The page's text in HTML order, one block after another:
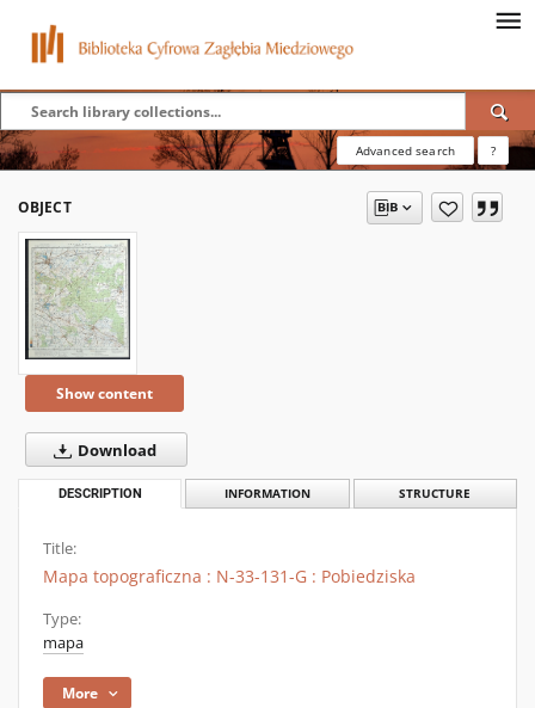
Advanced search ?
OBJECT
Show content
Download
DESCRIPTION INFORMATION STRUCTURE
Title:
Mapa topograficzna : N-33-131-G : Pobiedziska
Type:
mapa
More